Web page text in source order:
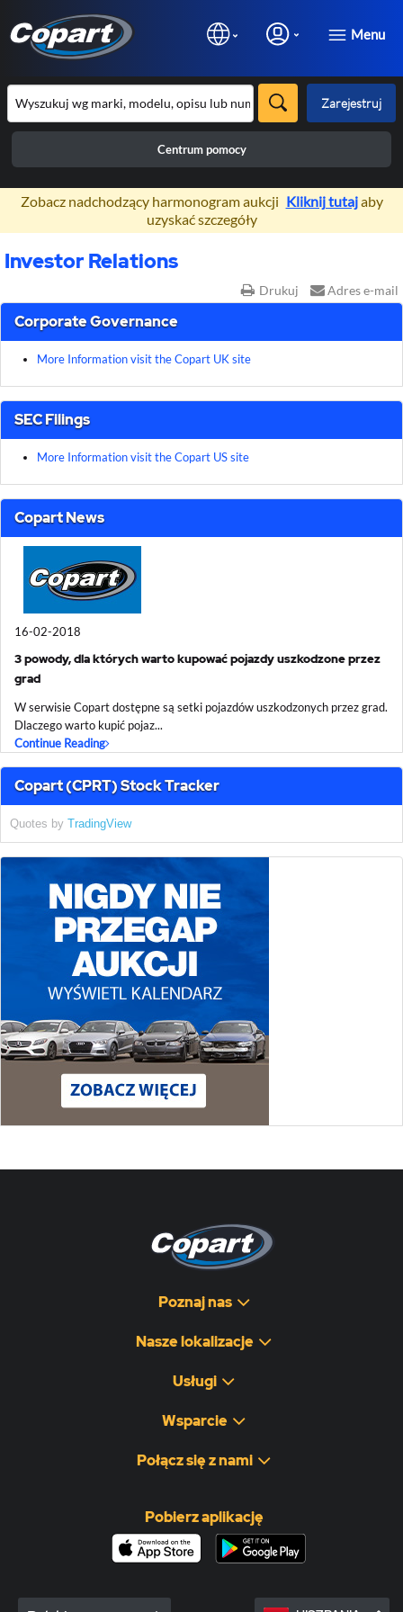
Menu
Zarejestruj
Centrum pomocy
Zobacz nadchodzący harmonogram aukcji Kliknij tutajaby
uzyskać szczegóły
Investor Relations
Drukuj Adres e-mail
Corporate Governance
More Information visit the Copart UK site
SEC Filings
More Information visit the Copart US site
Copart News
16-02-2018
3 powody, dla których warto kupować pojazdy uszkodzone przez
grad
W serwisie Copart dostępne są setki pojazdów uszkodzonych przez grad.
Dlaczego warto kupić pojaz...
Continue Reading
Copart (CPRT) Stock Tracker
Quotes by TradingView
Poznaj nas
Nasze lokalizacje
Usługi
Wsparcie
Połącz się z nami
Pobierz aplikację